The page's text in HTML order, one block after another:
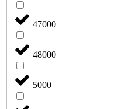
47000
48000
5000